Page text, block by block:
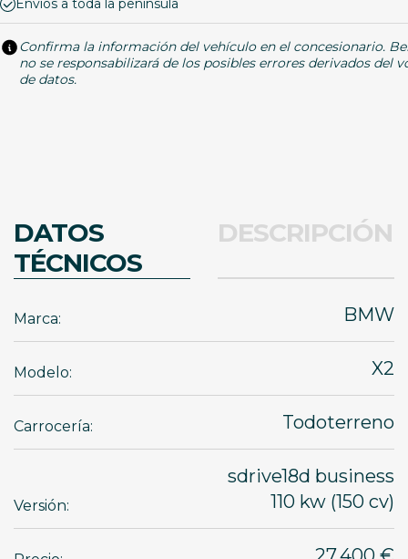
Confirma la información del vehículo en el concesionario.
no se responsabilizará de los posibles errores derivados del
de datos.
DATOS
TÉCNICOS
DESCRIPCIÓN
Marca: BMW
Modelo: X2
Carrocería: Todoterreno
Versión:
sdrive18d business
110 kw (150 cv)